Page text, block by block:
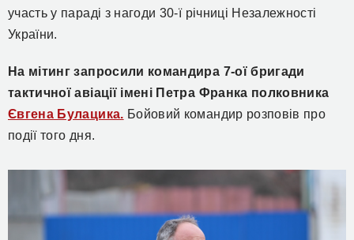
участь у параді з нагоди 30-ї річниці Незалежності
України.
На мітинг запросили командира 7-ої бригади
тактичної авіації імені Петра Франка полковника
Євгена Булацика. Бойовий командир розповів про
події того дня.